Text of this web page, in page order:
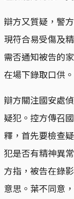
辯方又質疑，警
現符合易受傷及
需否通知被告的
在場下錄取口供。
辯方關注國安處
疑犯。控方傳召
釋，首先要檢查
犯是否有精神異
方指，被告在錄
意思。葉不同意